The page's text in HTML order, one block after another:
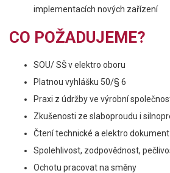
implementacích nových zařízení
CO POŽADUJEME?
SOU/ SŠ v elektro oboru
Platnou vyhlášku 50/§ 6
Praxi z údržby ve výrobní
Zkušenosti ze slaboproudu i
Čtení technické a elektro
Spolehlivost, zodpovědnost,
Ochotu pracovat na směny